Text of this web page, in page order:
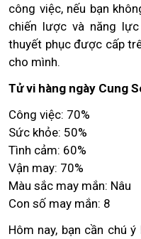
công việc, nếu bạn
chiến lược và năng
thuyết phục được cấp
cho mình.
Tử vi hàng ngày Cung
Công việc: 70%
Sức khỏe: 50%
Tình cảm: 60%
Vận may: 70%
Màu sắc may mắn: Nâu
Con số may mắn: 8
Hôm nay, bạn cần chú